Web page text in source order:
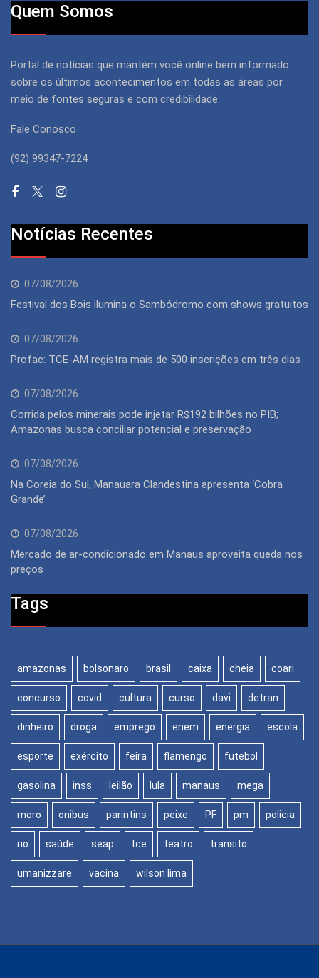
Quem Somos
Portal de notícias que mantém você online bem informado
sobre os últimos acontecimentos em todas as áreas por
meio de fontes seguras e com credibilidade
Fale Conosco
(92) 99347-7224
Notícias Recentes
07/08/2026
Festival dos Bois ilumina o Sambódromo com shows gratuitos
07/08/2026
Profac: TCE-AM registra mais de 500 inscrições em três dias
07/08/2026
Corrida pelos minerais pode injetar R$192 bilhões no PIB;
Amazonas busca conciliar potencial e preservação
07/08/2026
Na Coreia do Sul, Manauara Clandestina apresenta ‘Cobra
Grande’
07/08/2026
Mercado de ar-condicionado em Manaus aproveita queda nos
preços
Tags
amazonas bolsonaro brasil caixa cheia coari
concurso covid cultura curso davi detran
dinheiro droga emprego enem energia escola
esporte exército feira flamengo futebol
gasolina inss leilão lula manaus mega
moro onibus parintins peixe PF pm policia
rio saúde seap tce teatro transito
umanizzare vacina wilson lima